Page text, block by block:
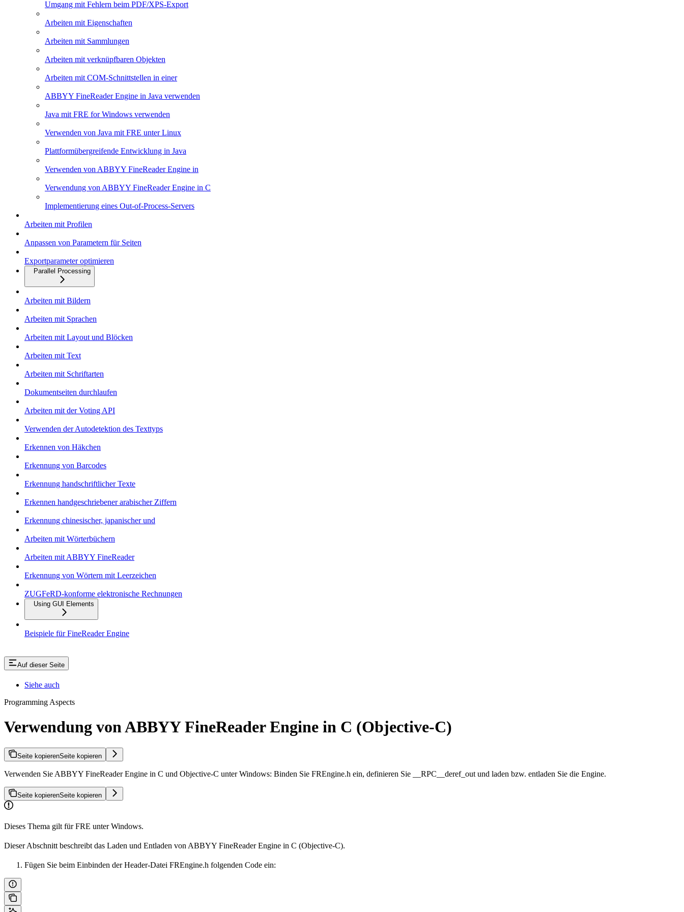
Umgang mit Fehlern beim PDF/XPS-Export
Arbeiten mit Eigenschaften
Arbeiten mit Sammlungen
Arbeiten mit verknüpfbaren Objekten
Arbeiten mit COM-Schnittstellen in einer
ABBYY FineReader Engine in Java verwenden
Java mit FRE for Windows verwenden
Verwenden von Java mit FRE unter Linux
Plattformübergreifende Entwicklung in Java
Verwenden von ABBYY FineReader Engine in
Verwendung von ABBYY FineReader Engine in C
Implementierung eines Out-of-Process-Servers
Arbeiten mit Profilen
Anpassen von Parametern für Seiten
Exportparameter optimieren
Parallel Processing
Arbeiten mit Bildern
Arbeiten mit Sprachen
Arbeiten mit Layout und Blöcken
Arbeiten mit Text
Arbeiten mit Schriftarten
Dokumentseiten durchlaufen
Arbeiten mit der Voting API
Verwenden der Autodetektion des Texttyps
Erkennen von Häkchen
Erkennung von Barcodes
Erkennung handschriftlicher Texte
Erkennen handgeschriebener arabischer Ziffern
Erkennung chinesischer, japanischer und
Arbeiten mit Wörterbüchern
Arbeiten mit ABBYY FineReader
Erkennung von Wörtern mit Leerzeichen
ZUGFeRD-konforme elektronische Rechnungen
Using GUI Elements
Beispiele für FineReader Engine
Auf dieser Seite
Siehe auch
Programming Aspects
Verwendung von ABBYY FineReader Engine in C (Objective-C)
Seite kopierenSeite kopieren
Verwenden Sie ABBYY FineReader Engine in C und Objective-C unter Windows: Binden Sie FREngine.h ein, definieren Sie __RPC__deref_out und laden bzw. entladen Sie die Engine.
Seite kopierenSeite kopieren
Dieses Thema gilt für FRE unter Windows.
Dieser Abschnitt beschreibt das Laden und Entladen von ABBYY FineReader Engine in C (Objective-C).
Fügen Sie beim Einbinden der Header-Datei FREngine.h folgenden Code ein: